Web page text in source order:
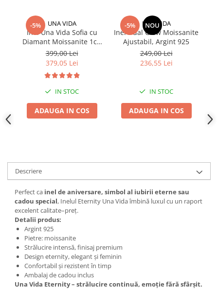
-5% UNA VIDA
Inel Una Vida Sofia cu
Diamant Moissanite 1ct,
Argint 925
399,00 Lei
379,05 Lei
IN STOC
ADAUGA IN COS
-5% NOU
UNA VIDA
Inel Dual Glow Moissanite
Ajustabil, Argint 925
249,00 Lei
236,55 Lei
IN STOC
ADAUGA IN COS
Descriere
Perfect ca inel de aniversare, simbol al iubirii eterne sau
cadou special, Inelul Eternity Una Vida îmbină luxul cu un raport
excelent calitate–preț.
Detalii produs:
Argint 925
Pietre: moissanite
Strălucire intensă, finisaj premium
Design eternity, elegant și feminin
Confortabil și rezistent în timp
Ambalaj de cadou inclus
Una Vida Eternity – strălucire continuă, emoție fără sfârșit.